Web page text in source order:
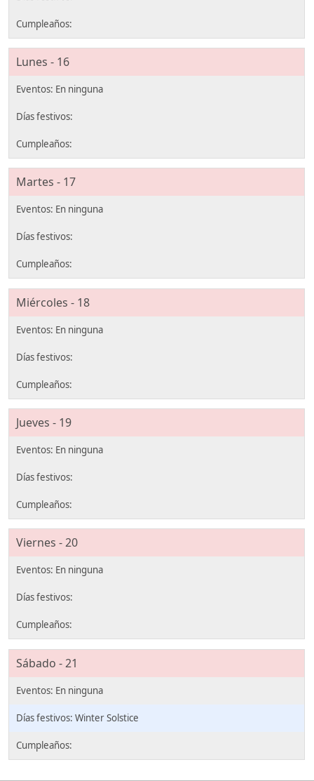
Lunes - 16
Martes - 17
Miércoles - 18
Jueves - 19
Viernes - 20
Sábado - 21
Winter Solstice